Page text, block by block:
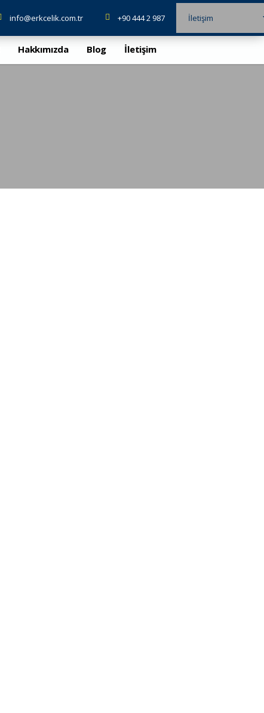
İletişim
info@erkcelik.com.tr +90 444 2 987
Hakkımızda Blog İletişim